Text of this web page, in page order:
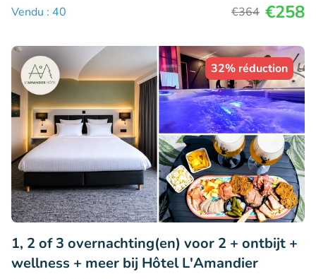
Vendu : 40
€364 €258
32% réduction
1, 2 of 3 overnachting(en) voor 2 + ontbijt +
wellness + meer bij Hôtel L'Amandier